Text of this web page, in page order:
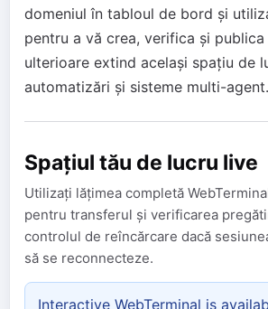
domeniul în tabloul de bord și
pentru a vă crea, verifica și
ulterioare extind același spațiu de
automatizări și sisteme multi-agent.
Spațiul tău de lucru live
Utilizați lățimea completă
pentru transferul și verificarea
controlul de reîncărcare dacă
să se reconnecteze.
Interactive WebTerminal is